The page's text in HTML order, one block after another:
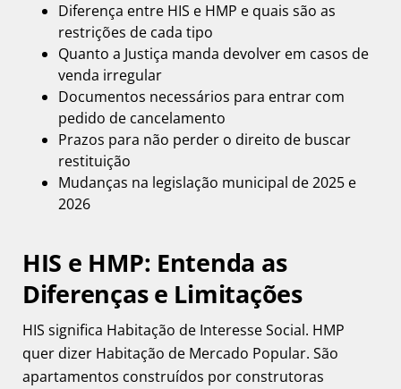
Diferença entre HIS e HMP e quais são as
restrições de cada tipo
Quanto a Justiça manda devolver em casos de
venda irregular
Documentos necessários para entrar com
pedido de cancelamento
Prazos para não perder o direito de buscar
restituição
Mudanças na legislação municipal de 2025 e
2026
HIS e HMP: Entenda as
Diferenças e Limitações
HIS significa Habitação de Interesse Social. HMP
quer dizer Habitação de Mercado Popular. São
apartamentos construídos por construtoras